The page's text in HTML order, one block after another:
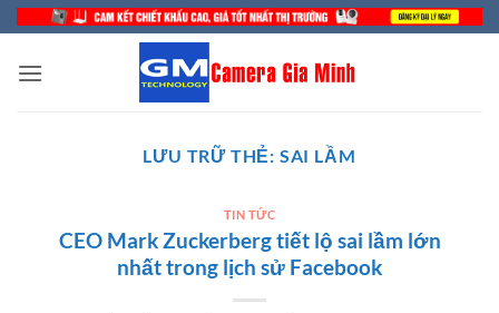
Bỏ
qua
nội
LƯU TRỮ THẺ: SAI LẦM
TIN TỨC
CEO Mark Zuckerberg tiết lộ sai lầm lớn
nhất trong lịch sử Facebook